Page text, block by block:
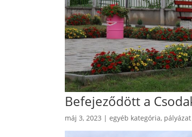
Befejeződött a
máj 3, 2023 |egyéb kategória, pályázat